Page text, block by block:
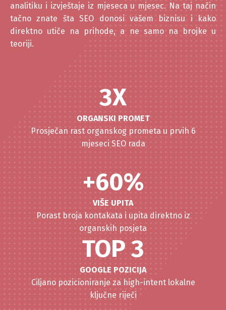
analitiku i izvještaje iz mjeseca u mjesec. Na taj način
tačno znate šta SEO donosi vašem biznisu i kako
direktno utiče na prihode, a ne samo na brojke u
teoriji.
3X
ORGANSKI PROMET
Prosječan rast organskog prometa u prvih 6
mjeseci SEO rada
+60%
VIŠE UPITA
Porast broja kontakata i upita direktno iz
organskih posjeta
TOP 3
GOOGLE POZICIJA
Ciljano pozicioniranje za high-intent lokalne
ključne riječi